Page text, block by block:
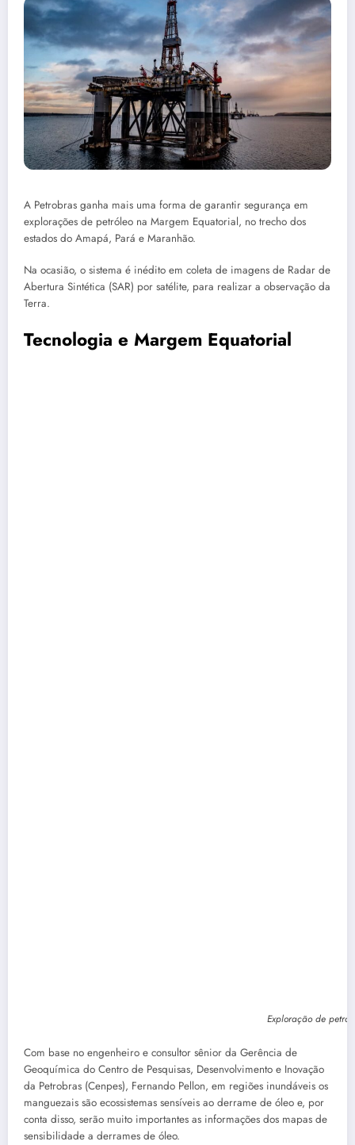
A Petrobras ganha mais uma forma de garantir segurança em
explorações de petróleo na Margem Equatorial, no trecho dos
estados do Amapá, Pará e Maranhão.
Na ocasião, o sistema é inédito em coleta de imagens de Radar de
Abertura Sintética (SAR) por satélite, para realizar a observação da
Terra.
Tecnologia e Margem Equatorial
Exploração de
Com base no engenheiro e consultor sênior da Gerência de
Geoquímica do Centro de Pesquisas, Desenvolvimento e Inovação
da Petrobras (Cenpes), Fernando Pellon, em regiões inundáveis os
manguezais são ecossistemas sensíveis ao derrame de óleo e, por
conta disso, serão muito importantes as informações dos mapas de
sensibilidade a derrames de óleo.